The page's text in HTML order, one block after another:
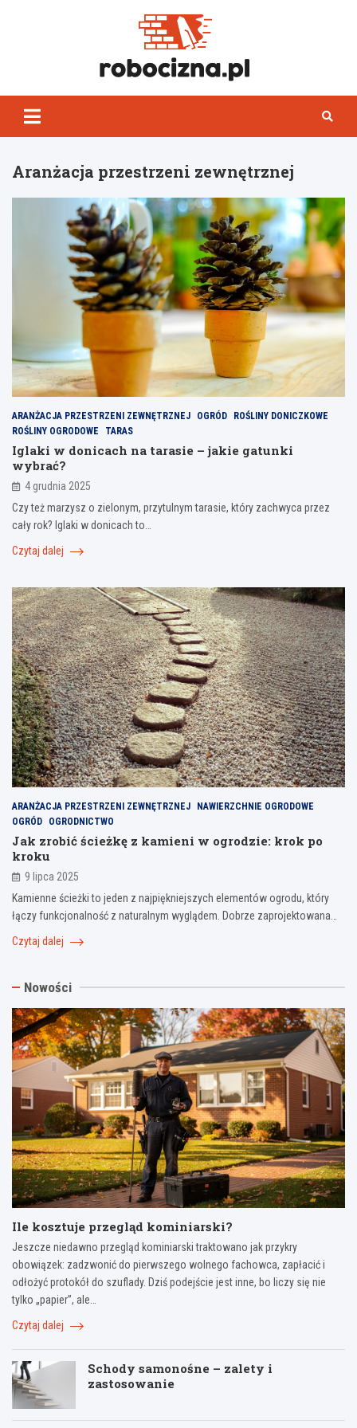
Aranżacja przestrzeni zewnętrznej
ARANŻACJA PRZESTRZENI ZEWNĘTRZNEJ OGRÓD
ROŚLINY DONICZKOWE
ROŚLINY OGRODOWE
TARAS
Iglaki w donicach na tarasie – jakie gatunki
wybrać?
4 grudnia 2025
Czy też marzysz o zielonym, przytulnym tarasie, który zachwyca przez
cały rok? Iglaki w donicach to…
Czytaj dalej
ARANŻACJA PRZESTRZENI ZEWNĘTRZNEJ
NAWIERZCHNIE OGRODOWE
OGRÓD
OGRODNICTWO
Jak zrobić ścieżkę z kamieni w ogrodzie: krok po
kroku
9 lipca 2025
Kamienne ścieżki to jeden z najpiękniejszych elementów ogrodu, który
łączy funkcjonalność z naturalnym wyglądem. Dobrze zaprojektowana…
Czytaj dalej
Nowości
Ile kosztuje przegląd kominiarski?
Jeszcze niedawno przegląd kominiarski traktowano jak przykry
obowiązek: zadzwonić do pierwszego wolnego fachowca, zapłacić i
odłożyć protokół do szuflady. Dziś podejście jest inne, bo liczy się nie
tylko „papier”, ale…
Czytaj dalej
Schody samonośne – zalety i
zastosowanie